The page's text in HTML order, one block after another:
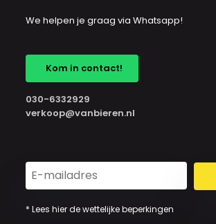
We helpen je graag via Whatsapp!
Kom in contact!
030-6332929
verkoop@vanbieren.nl
* Lees hier de wettelijke beperkingen